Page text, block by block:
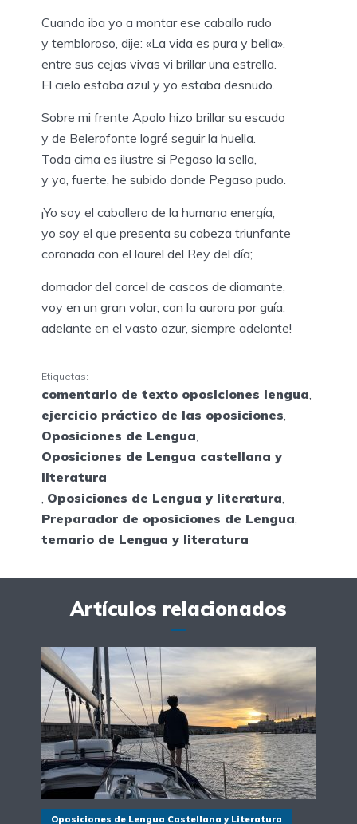
Cuando iba yo a montar ese caballo rudo
y tembloroso, dije: «La vida es pura y bella».
entre sus cejas vivas vi brillar una estrella.
El cielo estaba azul y yo estaba desnudo.
Sobre mi frente Apolo hizo brillar su escudo
y de Belerofonte logré seguir la huella.
Toda cima es ilustre si Pegaso la sella,
y yo, fuerte, he subido donde Pegaso pudo.
¡Yo soy el caballero de la humana energía,
yo soy el que presenta su cabeza triunfante
coronada con el laurel del Rey del día;
domador del corcel de cascos de diamante,
voy en un gran volar, con la aurora por guía,
adelante en el vasto azur, siempre adelante!
Etiquetas:
comentario de texto oposiciones lengua,
ejercicio práctico de las oposiciones,
Oposiciones de Lengua,
Oposiciones de Lengua castellana y
literatura
, Oposiciones de Lengua y literatura,
Preparador de oposiciones de Lengua,
temario de Lengua y literatura
Artículos relacionados
Oposiciones de Lengua Castellana y Literatura